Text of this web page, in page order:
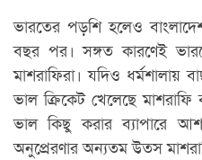
ভারতের পড়শি হলেও
বছর পর। সঙ্গত কারণেই
মাশরাফিরা। যদিও ধর্মশালায়
ভাল ক্রিকেট খেলেছে
ভাল কিছু করার ব্যাপারে
অনুপ্রেরণার অন্যতম উত্স